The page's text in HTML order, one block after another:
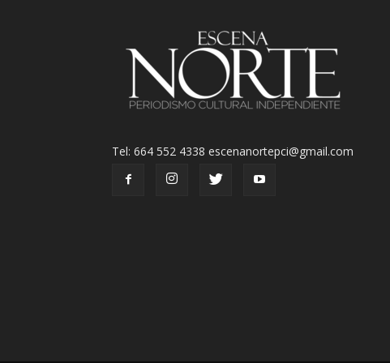
Tel: 664 552 4338 escenanortepci@gmail.com